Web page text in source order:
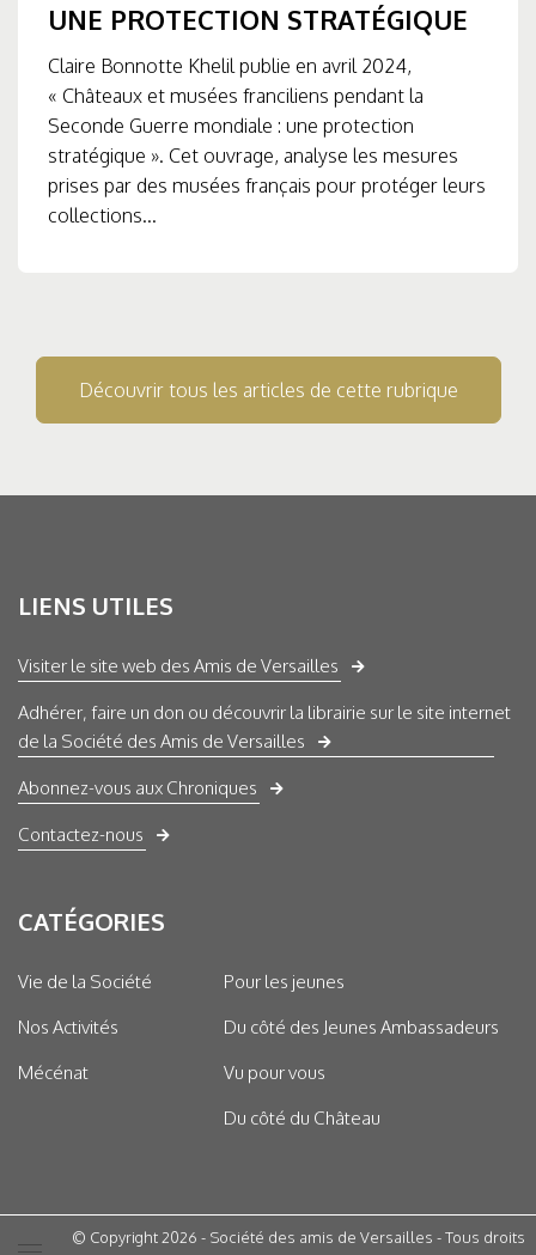
UNE PROTECTION STRATÉGIQUE
Claire Bonnotte Khelil publie en avril 2024,
« Châteaux et musées franciliens pendant la
Seconde Guerre mondiale : une protection
stratégique ». Cet ouvrage, analyse les mesures
prises par des musées français pour protéger leurs
collections...
Découvrir tous les articles de cette rubrique
LIENS UTILES
Visiter le site web des Amis de Versailles
Adhérer, faire un don ou découvrir la librairie sur le site internet
de la Société des Amis de Versailles
Abonnez-vous aux Chroniques
Contactez-nous
CATÉGORIES
Vie de la Société
Nos Activités
Mécénat
Pour les jeunes
Du côté des Jeunes Ambassadeurs
Vu pour vous
Du côté du Château
© Copyright 2026 - Société des amis de Versailles - Tous droits